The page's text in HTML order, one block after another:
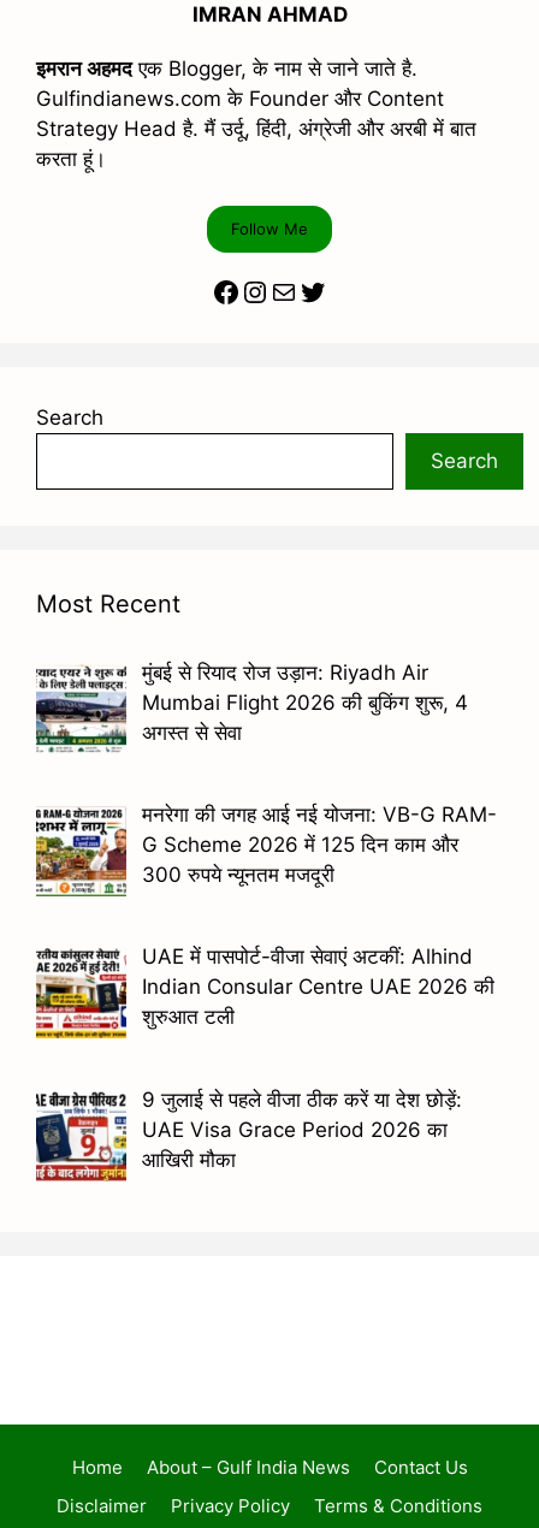
IMRAN AHMAD
इमरान अहमदएक Blogger, के नाम से जाने जाते है.
Gulfindianews.com के Founder और Content
Strategy Head है. मैं उर्दू, हिंदी, अंग्रेजी और अरबी में बात
करता हूं।
Follow Me
Facebook
Instagram
MailTwitter
Search
Search
Most Recent
मुंबई से रियाद रोज उड़ान: Riyadh Air
Mumbai Flight 2026 की बुकिंग शुरू, 4
अगस्त से सेवा
मनरेगा की जगह आई नई योजना: VB-G RAM-
G Scheme 2026 में 125 दिन काम और
300 रुपये न्यूनतम मजदूरी
UAE में पासपोर्ट-वीजा सेवाएं अटकीं: Alhind
Indian Consular Centre UAE 2026 की
शुरुआत टली
9 जुलाई से पहले वीजा ठीक करें या देश छोड़ें:
UAE Visa Grace Period 2026 का
आखिरी मौका
Home About – Gulf India News
Contact Us
Disclaimer
Privacy Policy Terms & Conditions